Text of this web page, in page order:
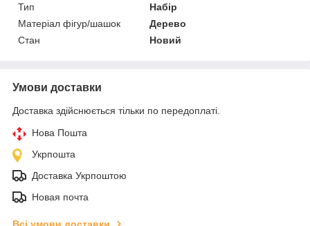
Тип
Набір
Матеріал фігур/шашок
Дерево
Стан
Новий
Умови доставки
Доставка здійснюється тільки по передоплаті.
Нова Пошта
Укрпошта
Доставка Укрпоштою
Новая почта
Всі умови доставки